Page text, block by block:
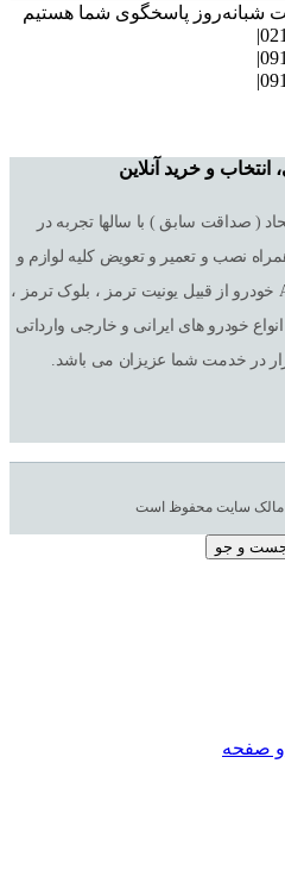
انتخاب و خرید آنلاین
( صداقت سابق ) با سالها تجربه در
نصب و تعمیر و تعویض کلیه لوازم و
قطعات سیستم ترمز ای بی اس ABS خودرو از قبیل یونیت ترمز ، بلوک ترمز ،
خودرو های ایرانی و خارجی وارداتی
در خدمت شما عزیزان می باشد.
مالک سایت محفوظ است
و جو
و صفحه